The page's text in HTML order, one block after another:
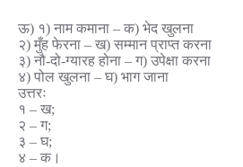
ऊ) १) नाम कमाना – क) भेद खुलना
२) मुँह फेरना – ख) सम्मान प्राप्त करना
३) नौ-दो-ग्यारह होना – ग) उपेक्षा करना
४) पोल खुलना – घ) भाग जाना
उत्तरः
१ – ख;
२ – ग;
३ – घ;
४ – क।